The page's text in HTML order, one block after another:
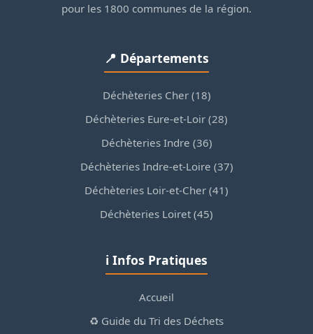
pour les 1800 communes de la région.
📍 Départements
Déchèteries Cher (18)
Déchèteries Eure-et-Loir (28)
Déchèteries Indre (36)
Déchèteries Indre-et-Loire (37)
Déchèteries Loir-et-Cher (41)
Déchèteries Loiret (45)
ℹ️ Infos Pratiques
Accueil
♻️ Guide du Tri des Déchets